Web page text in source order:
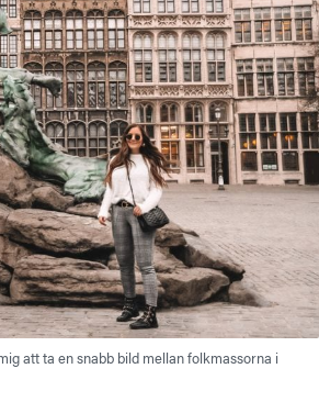
att ta en snabb bild mellan folkmassorna i